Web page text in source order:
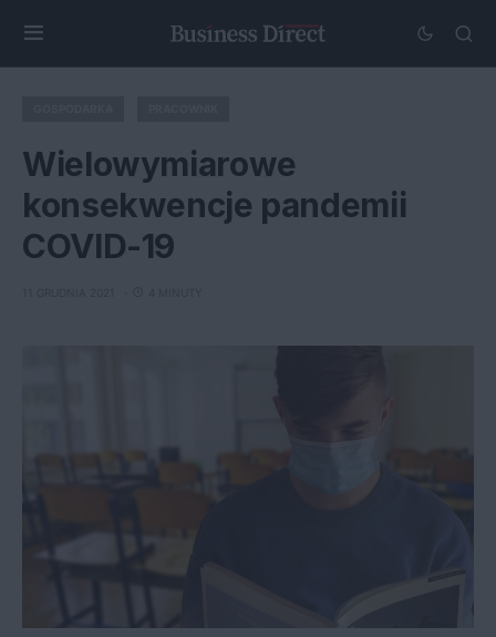
Wielowymiarowe
konsekwencje pandemii
COVID-19